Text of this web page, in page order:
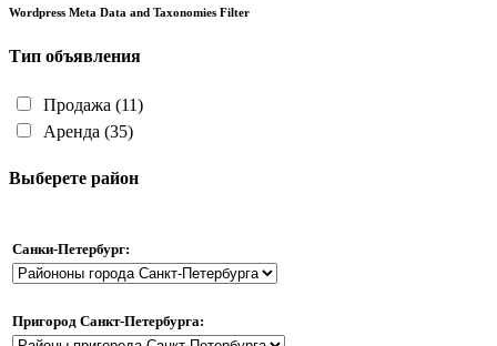
Wordpress Meta Data and Taxonomies Filter
Тип объявления
Продажа (11)
Аренда (35)
Выберете район
Санки-Петербург:
Пригород Санкт-Петербурга: